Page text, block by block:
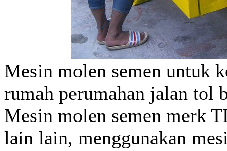
Mesin molen semen untuk
rumah perumahan jalan tol
Mesin molen semen merk
lain lain, menggunakan